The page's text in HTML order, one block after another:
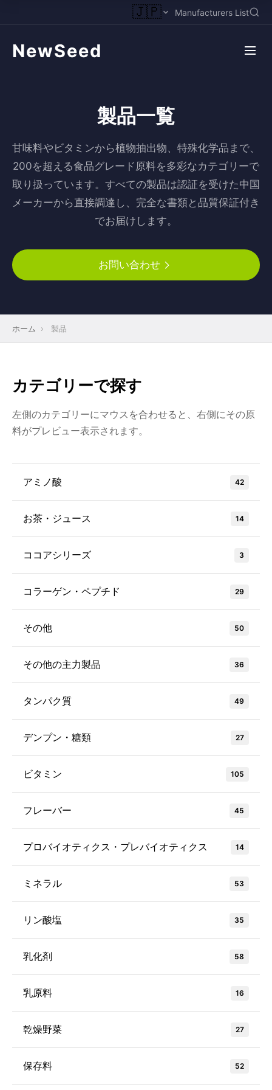
🇯🇵 Manufacturers List
NewSeed
製品一覧
甘味料やビタミンから植物抽出物、特殊化学品まで、
200を超える食品グレード原料を多彩なカテゴリーで
取り扱っています。すべての製品は認証を受けた中国
メーカーから直接調達し、完全な書類と品質保証付き
でお届けします。
お問い合わせ
ホーム › 製品
カテゴリーで探す
左側のカテゴリーにマウスを合わせると、右側にその原
料がプレビュー表示されます。
アミノ酸 42
お茶・ジュース 14
ココアシリーズ 3
コラーゲン・ペプチド 29
その他 50
その他の主力製品 36
タンパク質 49
デンプン・糖類 27
ビタミン 105
フレーバー 45
プロバイオティクス・プレバイオティクス 14
ミネラル 53
リン酸塩 35
乳化剤 58
乳原料 16
乾燥野菜 27
保存料 52